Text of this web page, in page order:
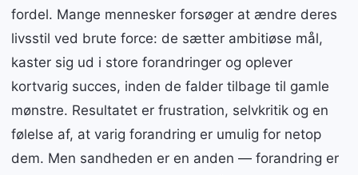
fordel. Mange mennesker forsøger at ændre deres
livsstil ved brute force: de sætter ambitiøse mål,
kaster sig ud i store forandringer og oplever
kortvarig succes, inden de falder tilbage til gamle
mønstre. Resultatet er frustration, selvkritik og en
følelse af, at varig forandring er umulig for netop
dem. Men sandheden er en anden — forandring er